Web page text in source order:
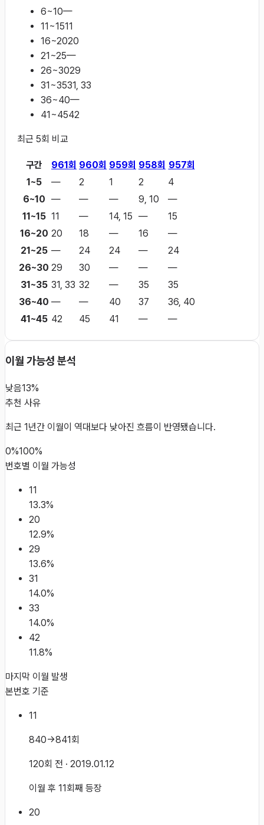
6~10—
11~1511
16~2020
21~25—
26~3029
31~3531, 33
36~40—
41~4542
최근 5회 비교
구간 961회 960회 959회 958회 957회
1~5
— 2 1 2
4
6~10 — — — 9, 10
—
11~15 11 — 14, 15 —
15
16~20 20 18 — 16
—
21~25 — 24 24 —
24
26~30 29 30 — —
—
31~35 31, 33 32 — 35
35
36~40 — — 40 37
36, 40
41~45 42 45 41 — —
이월 가능성 분석
낮음13%
추천 사유
최근 1년간 이월이 역대보다 낮아진 흐름이 반영됐습니다.
0%100%
번호별 이월 가능성
11
13.3%
20
12.9%
29
13.6%
31
14.0%
33
14.0%
42
11.8%
마지막 이월 발생
본번호 기준
11
840→841회
120회 전 · 2019.01.12
이월 후 11회째 등장
20